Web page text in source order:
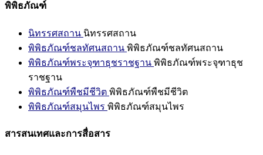
พิพิธภัณฑ์
นิทรรศสถาน นิทรรศสถาน
พิพิธภัณฑ์ชลทัศนสถาน พิพิธภัณฑ์ชลทัศนสถาน
พิพิธภัณฑ์พระจุฑาธุชราชฐาน พิพิธภัณฑ์พระจุฑาธุช
ราชฐาน
พิพิธภัณฑ์พืชมีชีวิต พิพิธภัณฑ์พืชมีชีวิต
พิพิธภัณฑ์สมุนไพร พิพิธภัณฑ์สมุนไพร
สารสนเทศและการสื่อสาร